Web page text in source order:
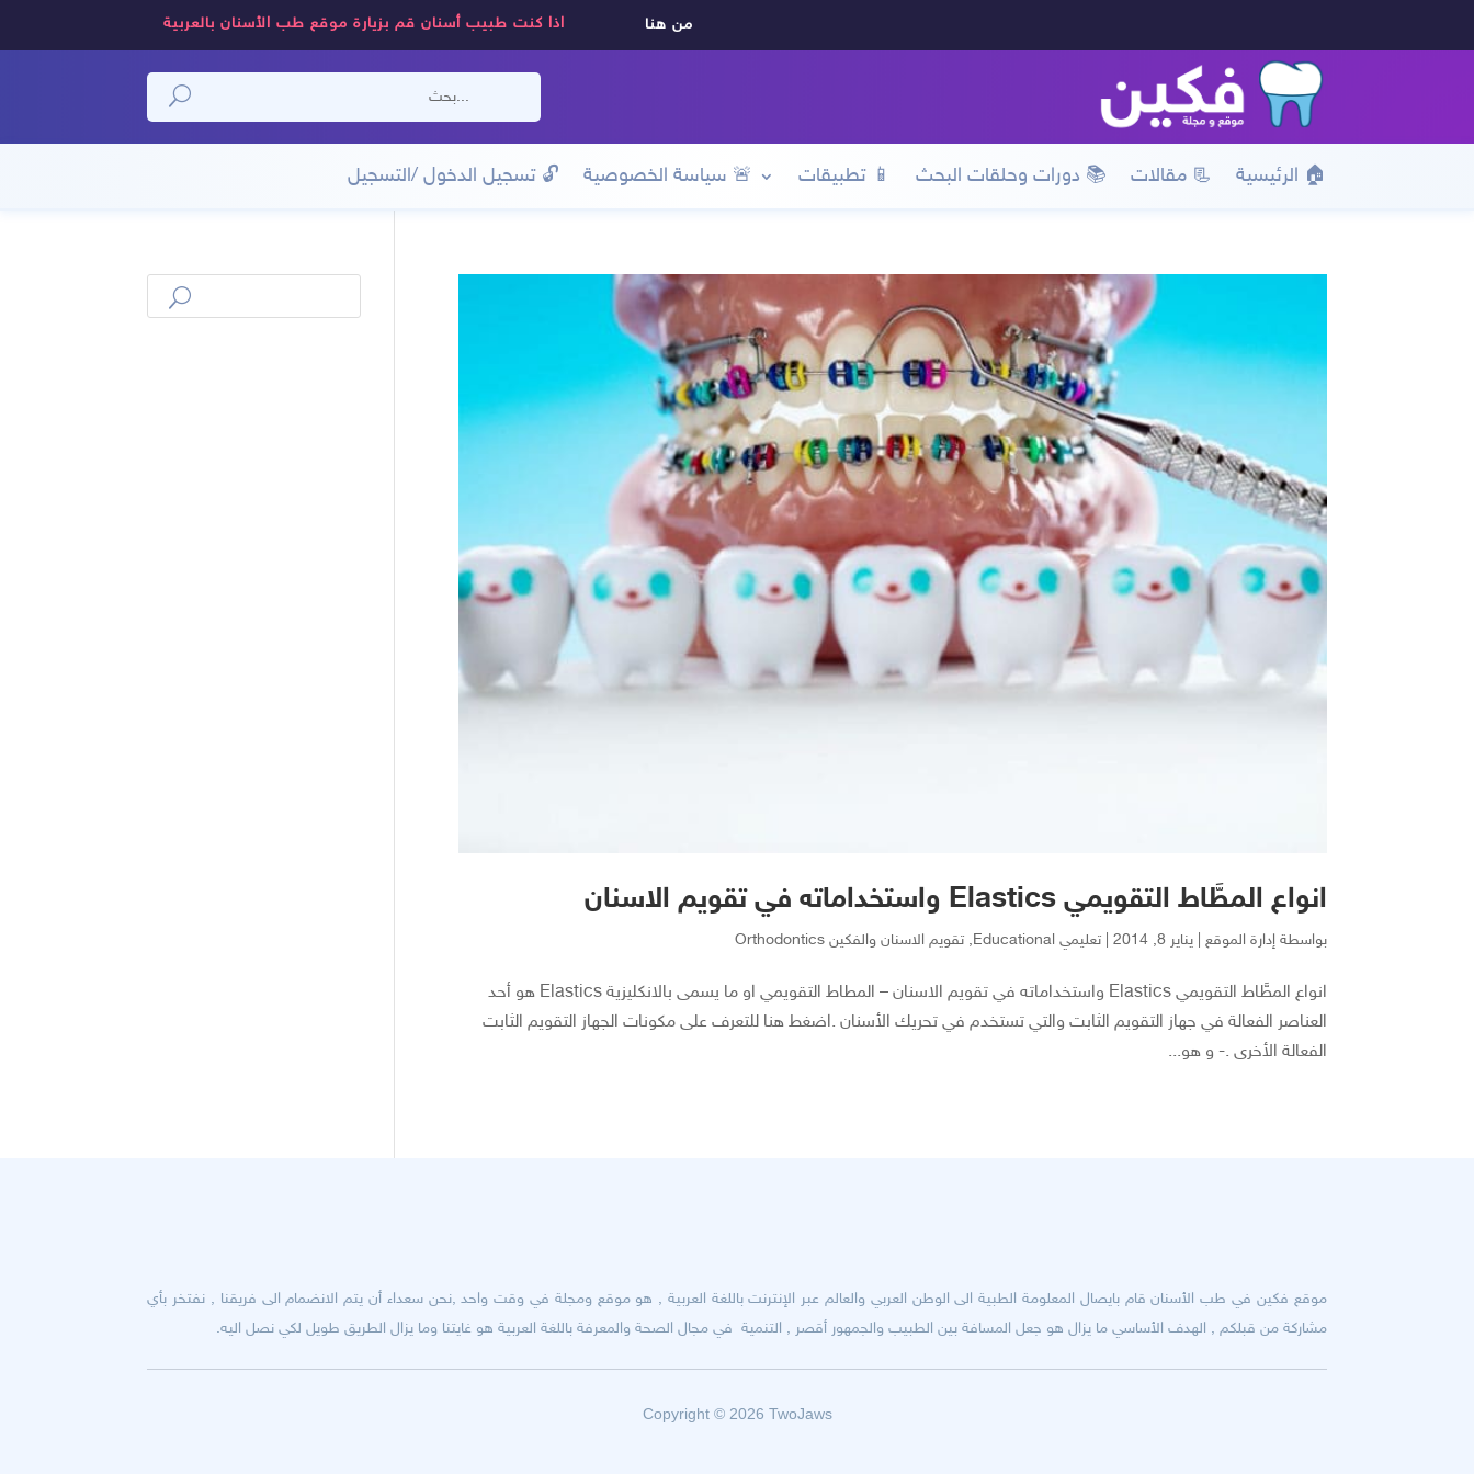
اذا كنت طبيب أسنان قم بزيارة موقع طب الأسنان بالعربية من هنا
🏠 الرئيسية 📃 مقالات 📚 دورات وحلقات البحث 📱 تطبيقات 🚨 سياسة الخصوصية 🔓تسجيل الدخول /التسجيل
انواع المطَّاط التقويمي Elastics واستخداماته في تقويم الاسنان
بواسطة إدارة الموقع |يناير 8, 2014 |تعليمي Educational ,تقويم الاسنان والفكين Orthodontics
انواع المطَّاط التقويمي Elastics واستخداماته في تقويم الاسنان – المطاط التقويمي او ما يسمى بالانكليزية Elastics هو أحد
العناصر الفعالة في جهاز التقويم الثابت والتي تستخدم في تحريك الأسنان .اضغط هنا للتعرف على مكونات الجهاز التقويم الثابت
الفعالة الأخرى .- و هو...
موقع فكين في طب الأسنان قام بايصال المعلومة الطبية الى الوطن العربي والعالم عبر الإنترنت باللغة العربية , هو موقع ومجلة في وقت واحد ,نحن سعداء أن يتم الانضمام الى فريقنا , نفتخر بأي
مشاركة من قبلكم , الهدف الأساسي ما يزال هو جعل المسافة بين الطبيب والجمهور أقصر , التنمية في مجال الصحة والمعرفة باللغة العربية هو غايتنا وما يزال الطريق طويل لكي نصل اليه.
Copyright © 2026 TwoJaws